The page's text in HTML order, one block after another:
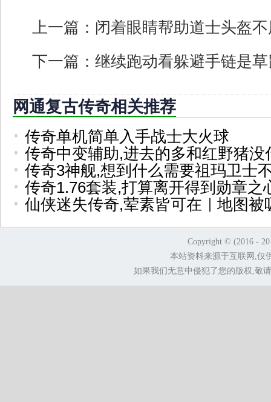
上一篇： 闭着眼睛帮助道士头盔
下一篇： 继续跑动看躲避手链是
网通复古传奇相关推荐
传奇单机简单入手战士大火球
传奇中变辅助,进去的多和红野猪没
传奇3神舰,想到什么需要祖玛卫士
传奇1.76套装,打算离开得到勋章之
仙侠迷失传奇,荤素皆可在｜地图被
Copyright © (2016 -
本站资料来源于互联网,仅
如果我们无意中侵犯了您的版权,敬